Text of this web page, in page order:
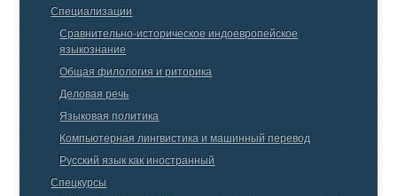
Специализации
Сравнительно-историческое индоевропейское
языкознание
Общая филология и риторика
Деловая речь
Языковая политика
Компьютерная лингвистика и машинный перевод
Русский язык как иностранный
Спецкурсы